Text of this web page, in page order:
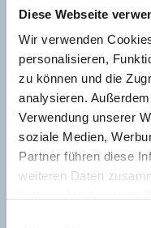
Diese Webseite
Wir verwenden
personalisieren,
zu können und die
analysieren.
Verwendung unserer
soziale Medien,
Partner führen diese
weiteren Daten